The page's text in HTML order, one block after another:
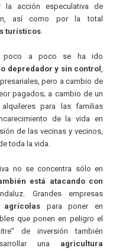
acción especulativa de
así como por la total
turísticos.
poco a poco se ha ido
depredador y sin control ,
pero a cambio de
pagados; a cambio de un
para las familias
de la vida en
de las vecinas y vecinos,
toda la vida.
no se concentra sólo en
está atacando con
Grandes empresas
para poner en
que ponen en peligro el
de inversión también
una agricultura